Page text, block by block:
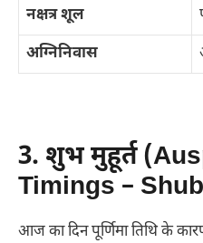
नक्षत्र शूल
अग्निनिवास
3. शुभ मुहूर्त
Timings –
आज का दिन पूर्णिमा तिथि के